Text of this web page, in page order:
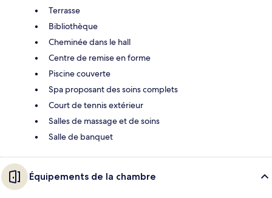
Terrasse
Bibliothèque
Cheminée dans le hall
Centre de remise en forme
Piscine couverte
Spa proposant des soins complets
Court de tennis extérieur
Salles de massage et de soins
Salle de banquet
Équipements de la chambre